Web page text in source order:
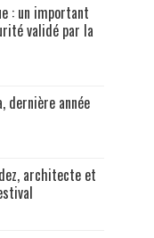
: un important
validé par la
dernière année
architecte et